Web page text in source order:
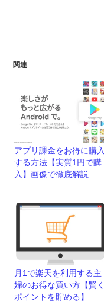
関連
アプリ課金をお得に購入
する方法【実質1円で購
入】画像で徹底解説
月1で楽天を利用する主
婦のお得な買い方【賢く
ポイントを貯める】